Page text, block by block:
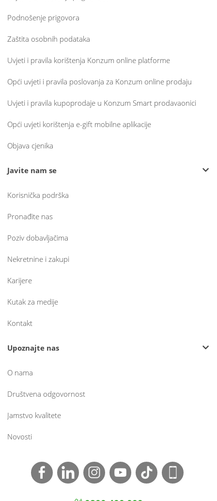
Podnošenje prigovora
Zaštita osobnih podataka
Uvjeti i pravila korištenja Konzum online platforme
Opći uvjeti i pravila poslovanja za Konzum online prodaju
Uvjeti i pravila kupoprodaje u Konzum Smart prodavaonici
Opći uvjeti korištenja e-gift mobilne aplikacije
Objava cjenika
Javite nam se
Korisnička podrška
Pronađite nas
Poziv dobavljačima
Nekretnine i zakupi
Karijere
Kutak za medije
Kontakt
Upoznajte nas
O nama
Društvena odgovornost
Jamstvo kvalitete
Novosti